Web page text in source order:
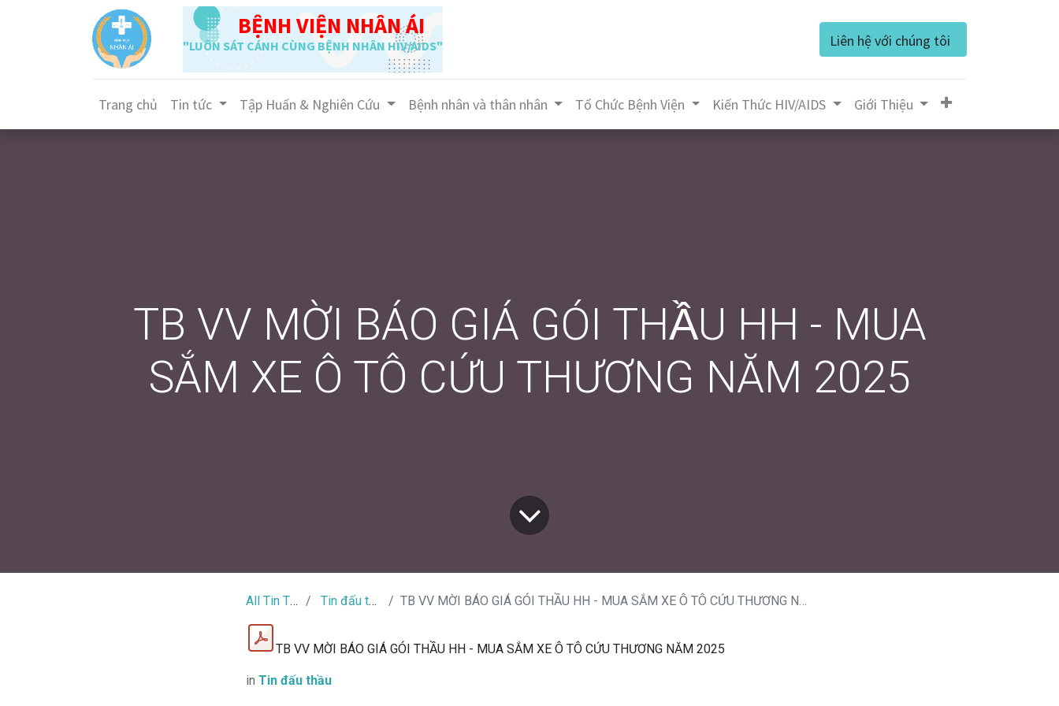
BỆNH VIỆN NHÂN ÁI
"LUÔN SÁT CÁNH CÙNG BỆNH NHÂN HIV/AIDS" Liên hệ với chúng tôi
Trang chủ Tin tức Tập Huấn & Nghiên Cứu Bệnh nhân và thân nhân Tổ Chức Bệnh Viện Kiến Thức HIV/AIDS Giớ​i Thiệu
TB VV MỜI BÁO GIÁ GÓI THẦU HH - MUA
SẮM XE Ô TÔ CỨU THƯƠNG NĂM 2025
All Tin Tức Tin đấu thầu TB VV MỜI BÁO GIÁ GÓI THẦU HH - MUA SẮM XE Ô TÔ CỨU THƯƠNG NĂM 2025
TB VV MỜI BÁO GIÁ GÓI THẦU HH - MUA SẮM XE Ô TÔ CỨU THƯƠNG NĂM 2025
in Tin đấu thầu